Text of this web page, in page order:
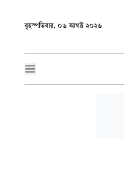
বৃহস্পতিবার, ০৬ আগস্ট ২০২৬